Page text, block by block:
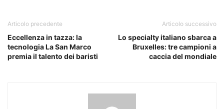
Articolo precedente
Eccellenza in tazza: la
tecnologia La San Marco
premia il talento dei baristi
Articolo successivo
Lo specialty italiano sbarca a
Bruxelles: tre campioni a
caccia del mondiale